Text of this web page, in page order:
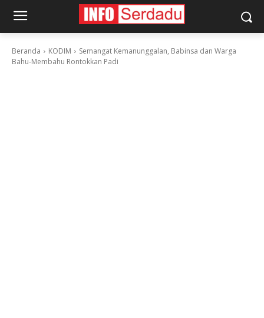
Beranda KODIM
Semangat Kemanunggalan, Babinsa dan Warga
Bahu-Membahu Rontokkan Padi